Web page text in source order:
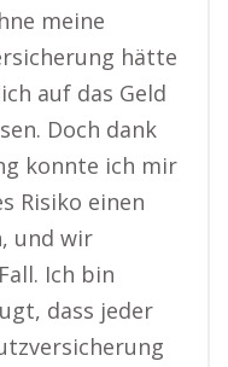
meine
hätte
auf das Geld
Doch dank
konnte ich mir
Risiko einen
und wir
Ich bin
dass jeder